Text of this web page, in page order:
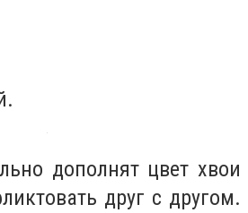
дополнят цвет хвои
друг с другом.